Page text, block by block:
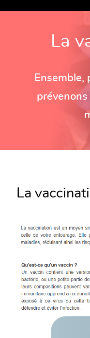
La
Ensemble,
La